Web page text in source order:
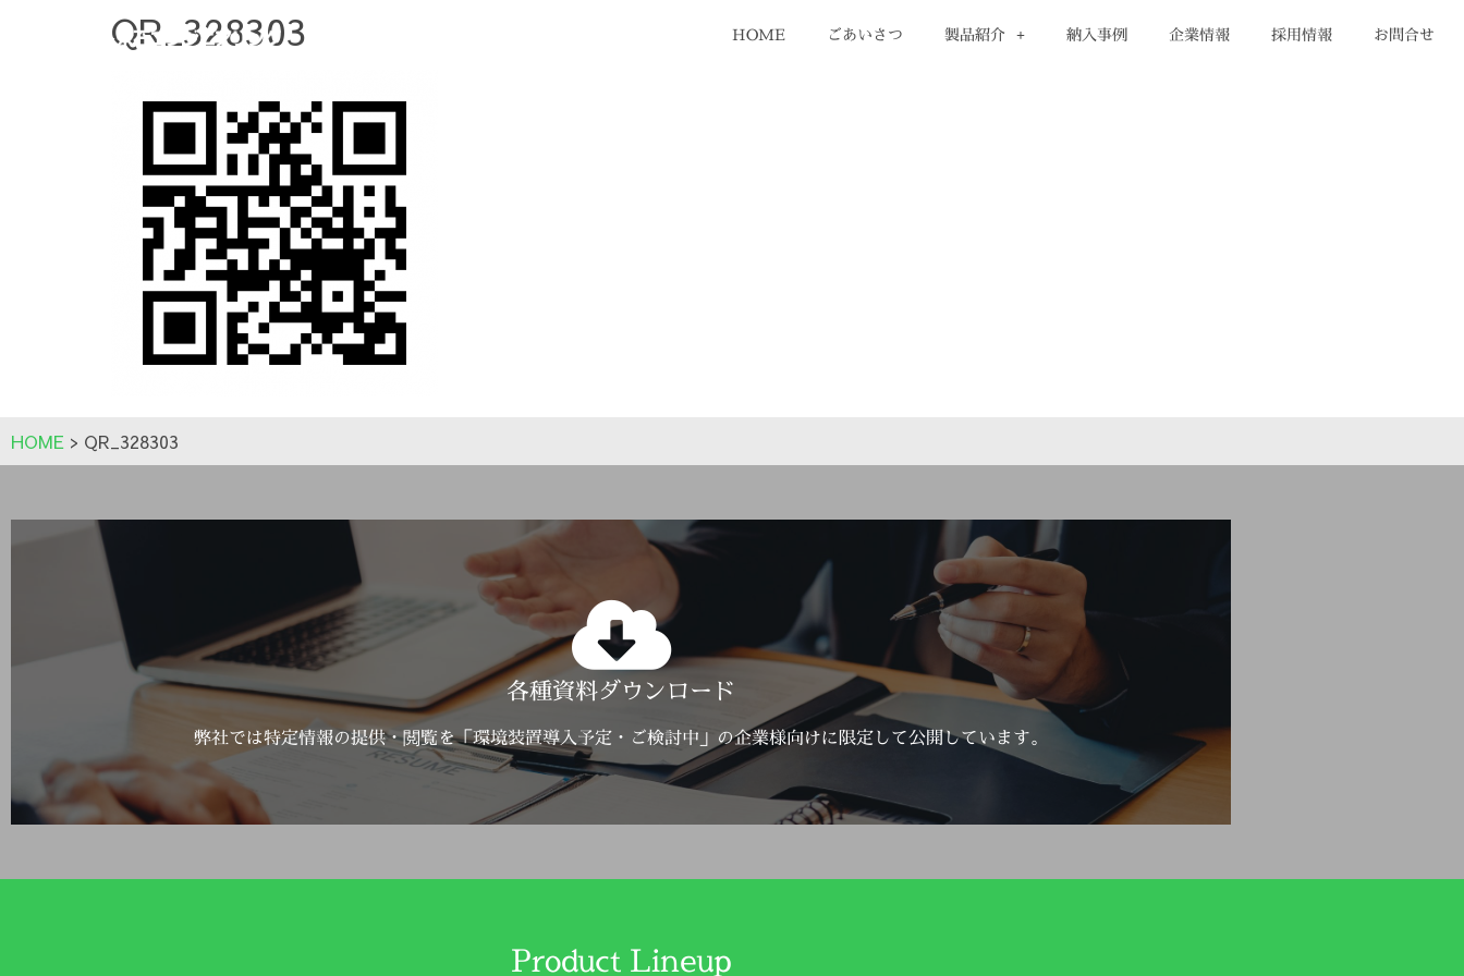
HOME ごあいさつ 製品紹介 納入事例 企業情報 採用情報 お問合せ
QR_328303
HOME > QR_328303
各種資料ダウンロード
弊社では特定情報の提供・閲覧を「環境装置導入予定・ご検討中」の企業様向けに限定して公開しています。
詳しくはこちら
Click Here
Product Lineup